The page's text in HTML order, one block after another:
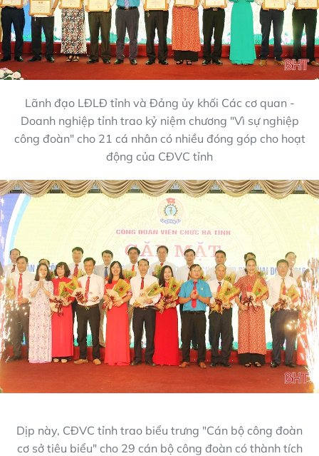
Lãnh đạo LĐLĐ tỉnh và Đảng ủy khối Các cơ quan -
Doanh nghiệp tỉnh trao kỷ niệm chương "Vì sự nghiệp
công đoàn" cho 21 cá nhân có nhiều đóng góp cho hoạt
động của CĐVC tỉnh
Dịp này, CĐVC tỉnh trao biểu trưng "Cán bộ công đoàn
cơ sở tiêu biểu" cho 29 cán bộ công đoàn có thành tích